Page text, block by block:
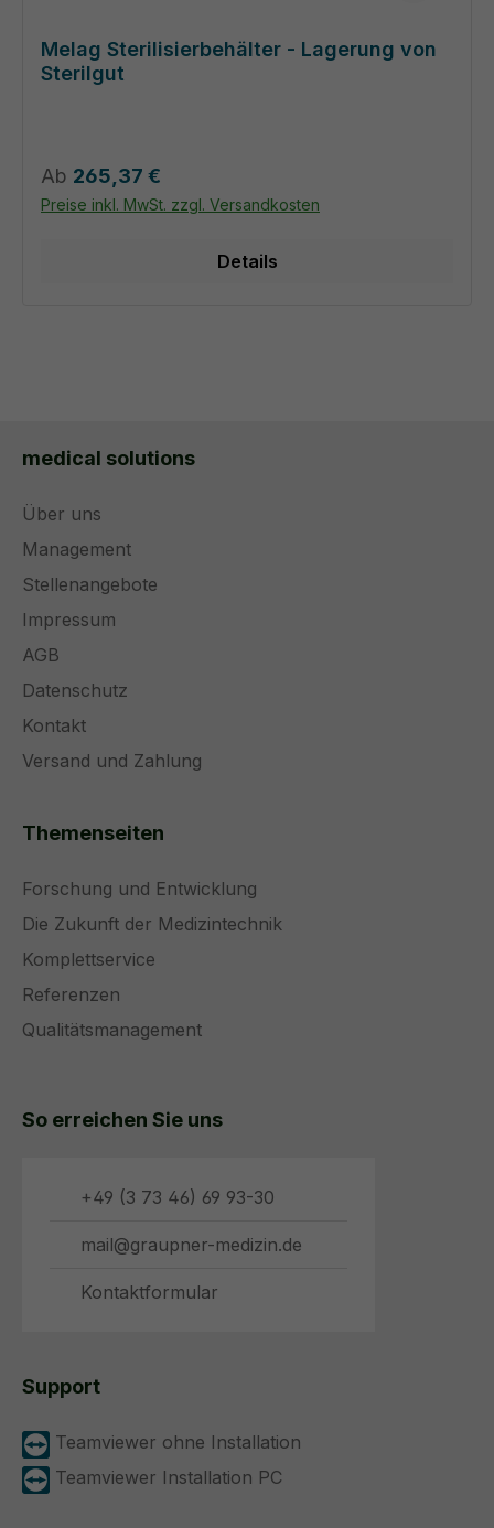
Melag Sterilisierbehälter - Lagerung von
Sterilgut
Regulärer Preis:
Ab 265,37 €
Preise inkl. MwSt. zzgl. Versandkosten
Details
medical solutions
Über uns
Management
Stellenangebote
Impressum
AGB
Datenschutz
Kontakt
Versand und Zahlung
Themenseiten
Forschung und Entwicklung
Die Zukunft der Medizintechnik
Komplettservice
Referenzen
Qualitätsmanagement
So erreichen Sie uns
+49 (3 73 46) 69 93-30
mail@graupner-medizin.de
Kontaktformular
Support
Teamviewer ohne Installation
Teamviewer Installation PC